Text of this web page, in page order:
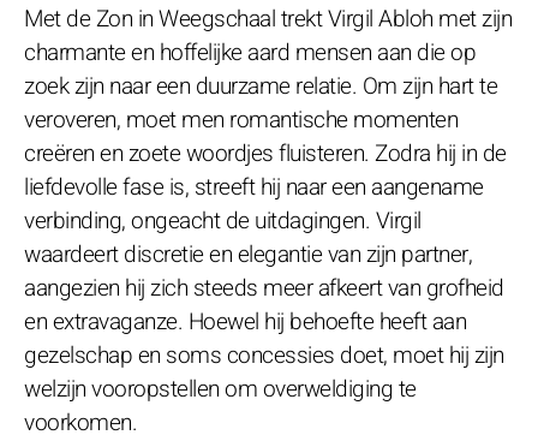
Met de Zon in Weegschaal trekt Virgil Abloh met zijn
charmante en hoffelijke aard mensen aan die op
zoek zijn naar een duurzame relatie. Om zijn hart te
veroveren, moet men romantische momenten
creëren en zoete woordjes fluisteren. Zodra hij in de
liefdevolle fase is, streeft hij naar een aangename
verbinding, ongeacht de uitdagingen. Virgil
waardeert discretie en elegantie van zijn partner,
aangezien hij zich steeds meer afkeert van grofheid
en extravaganze. Hoewel hij behoefte heeft aan
gezelschap en soms concessies doet, moet hij zijn
welzijn vooropstellen om overweldiging te
voorkomen.